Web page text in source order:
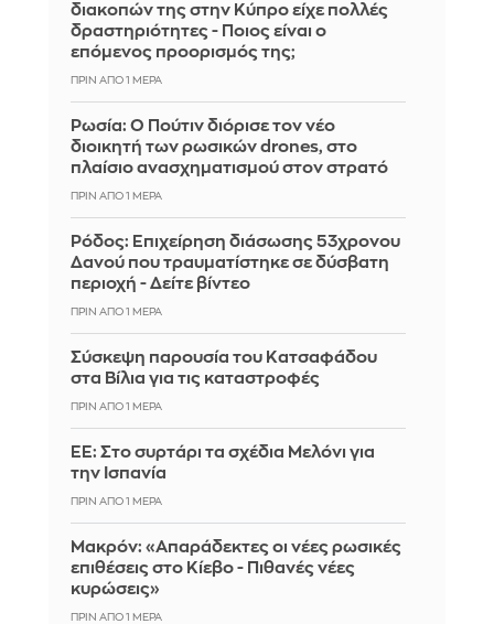
διακοπών της στην Κύπρο είχε πολλές
δραστηριότητες - Ποιος είναι ο
επόμενος προορισμός της;
ΠΡΙΝ ΑΠΌ 1 ΜΈΡΑ
Ρωσία: Ο Πούτιν διόρισε τον νέο
διοικητή των ρωσικών drones, στο
πλαίσιο ανασχηματισμού στον στρατό
ΠΡΙΝ ΑΠΌ 1 ΜΈΡΑ
Ρόδος: Επιχείρηση διάσωσης 53χρονου
Δανού που τραυματίστηκε σε δύσβατη
περιοχή - Δείτε βίντεο
ΠΡΙΝ ΑΠΌ 1 ΜΈΡΑ
Σύσκεψη παρουσία του Κατσαφάδου
στα Βίλια για τις καταστροφές
ΠΡΙΝ ΑΠΌ 1 ΜΈΡΑ
ΕΕ: Στο συρτάρι τα σχέδια Μελόνι για
την Ισπανία
ΠΡΙΝ ΑΠΌ 1 ΜΈΡΑ
Μακρόν: «Απαράδεκτες οι νέες ρωσικές
επιθέσεις στο Κίεβο - Πιθανές νέες
κυρώσεις»
ΠΡΙΝ ΑΠΌ 1 ΜΈΡΑ